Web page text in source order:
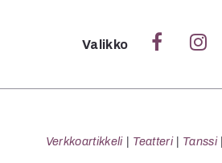
Sulje
Valikko
Verkkoartikkeli Teatteri Tanssi